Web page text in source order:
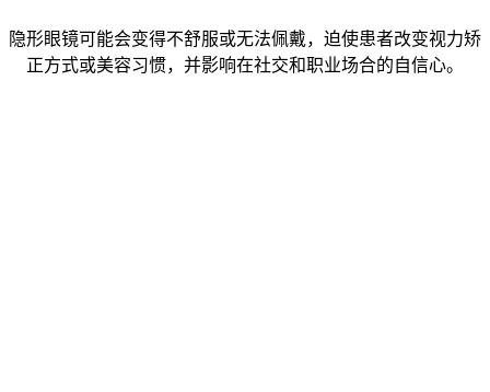
隐形眼镜可能会变得不舒服或无法佩戴，迫使患者改变视力矫
正方式或美容习惯，并影响在社交和职业场合的自信心。